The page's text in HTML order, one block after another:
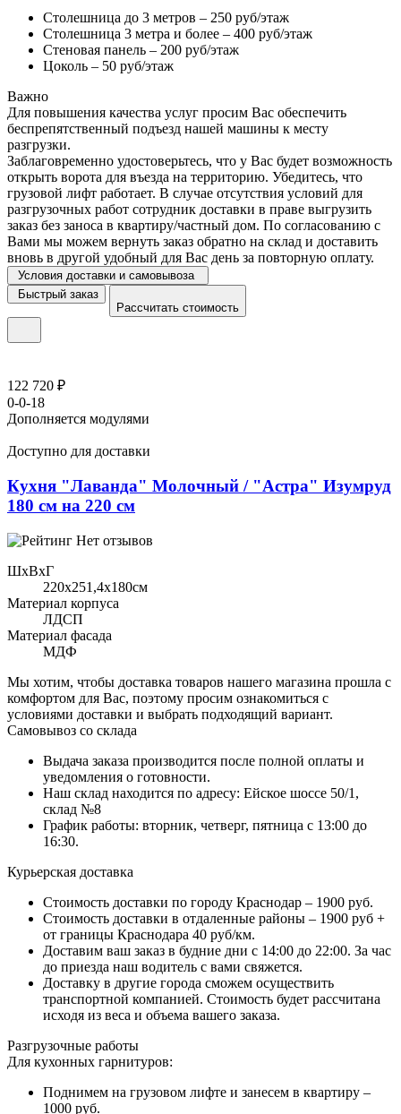
Столешница до 3 метров – 250 руб/этаж
Столешница 3 метра и более – 400 руб/этаж
Стеновая панель – 200 руб/этаж
Цоколь – 50 руб/этаж
Важно
Для повышения качества услуг просим Вас обеспечить
беспрепятственный подъезд нашей машины к месту
разгрузки.
Заблаговременно удостоверьтесь, что у Вас будет возможность
открыть ворота для въезда на территорию. Убедитесь, что
грузовой лифт работает. В случае отсутствия условий для
разгрузочных работ сотрудник доставки в праве выгрузить
заказ без заноса в квартиру/частный дом. По согласованию с
Вами мы можем вернуть заказ обратно на склад и доставить
вновь в другой удобный для Вас день за повторную оплату.
Условия доставки и самовывоза
Быстрый заказ
Рассчитать стоимость
122 720 ₽
0-0-18
Дополняется модулями
Доступно для доставки
Кухня "Лаванда" Молочный / "Астра" Изумруд
180 см на 220 см
Нет отзывов
ШхВхГ
220x251,4х180см
Материал корпуса
ЛДСП
Материал фасада
МДФ
Мы хотим, чтобы доставка товаров нашего магазина прошла с
комфортом для Вас, поэтому просим ознакомиться с
условиями доставки и выбрать подходящий вариант.
Самовывоз со склада
Выдача заказа производится после полной оплаты и
уведомления о готовности.
Наш склад находится по адресу: Ейское шоссе 50/1,
склад №8
График работы: вторник, четверг, пятница с 13:00 до
16:30.
Курьерская доставка
Стоимость доставки по городу Краснодар – 1900 руб.
Стоимость доставки в отдаленные районы – 1900 руб +
от границы Краснодара 40 руб/км.
Доставим ваш заказ в будние дни с 14:00 до 22:00. За час
до приезда наш водитель с вами свяжется.
Доставку в другие города сможем осуществить
транспортной компанией. Стоимость будет рассчитана
исходя из веса и объема вашего заказа.
Разгрузочные работы
Для кухонных гарнитуров:
Поднимем на грузовом лифте и занесем в квартиру –
1000 руб.